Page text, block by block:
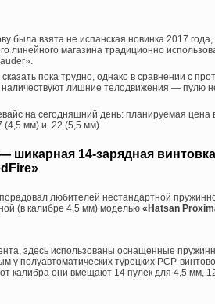
была взята не испанская новинка 2017
линейного магазина традиционно
сказать пока трудно, однако в сравнении с
лишние телодвижения — пулю
на сегодняшний день: планируемая
мм) и .22 (5,5 мм).
шикарная 14-зарядная
любителей нестандартной
(в калибре 4,5 мм) моделью «Hatsan
здесь использованы оснащенные
у полуавтоматических турецких PCP-
калибра они вмещают 14 пулек для 4,5 мм,